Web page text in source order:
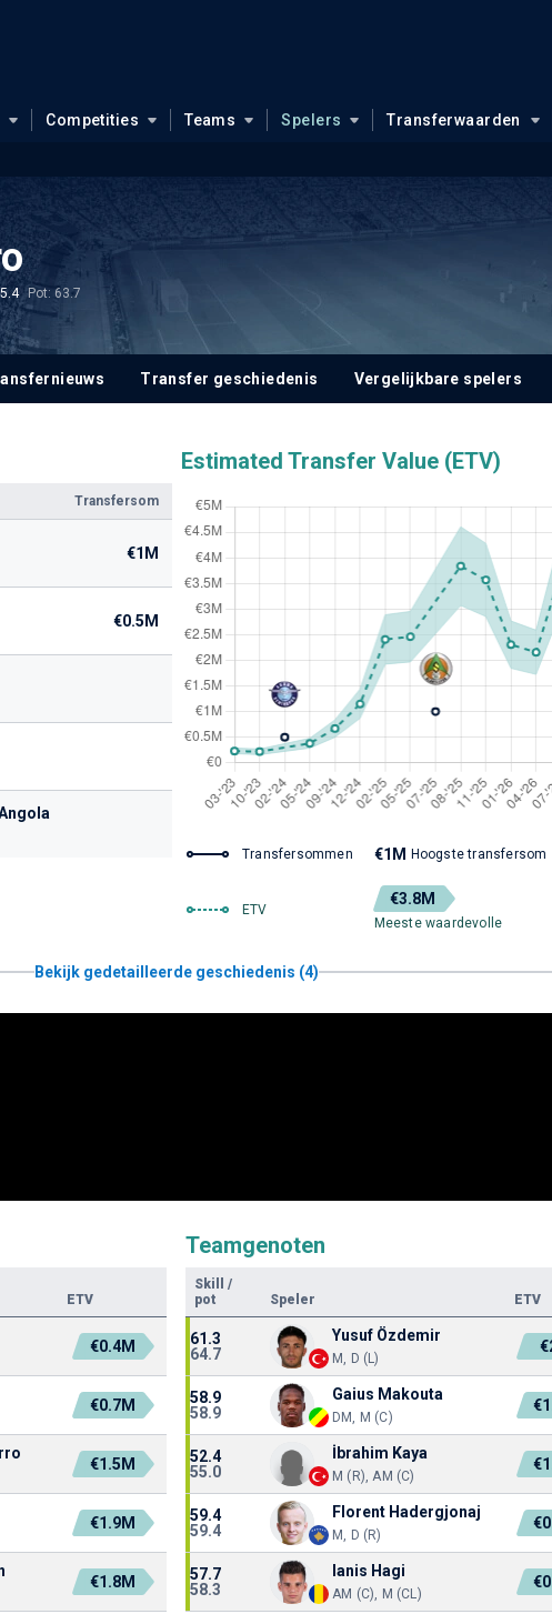
Competities Teams Spelers Transferwaarden
Pot: 63.7
Transfer geschiedenis Vergelijkbare spelers
Transfersom
€1M
€0.5M
Estimated Transfer Value (ETV)
Transfersommen €1M Hoogste transfersom
ETV
€3.8M
Meeste waardevolle
Bekijk gedetailleerde geschiedenis (4)
ETV
€0.4M
€0.7M
€1.5M
€1.9M
€1.8M
Teamgenoten
Skill
/
pot
Speler ETV
61.3
64.7
Yusuf Özdemir
M, D (L)
58.9
58.9
Gaius Makouta
DM, M (C)
52.4
55.0
İbrahim Kaya
M (R), AM (C)
59.4
59.4
Florent Hadergjonaj
M, D (R)
57.7
58.3
Ianis Hagi
AM (C), M (CL)